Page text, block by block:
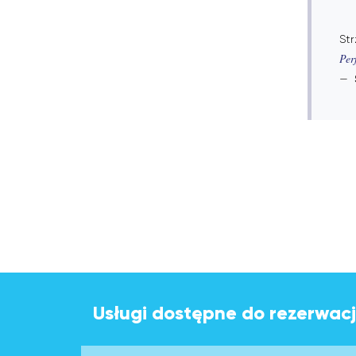
Usługi dostępne do